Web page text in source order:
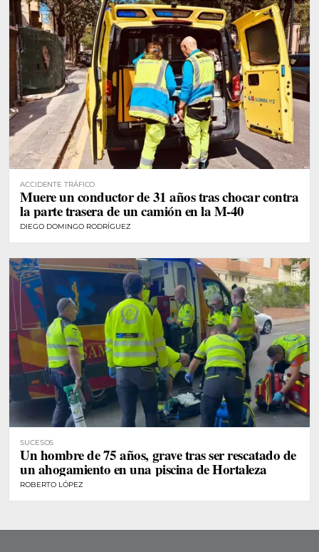
ACCIDENTE TRÁFICO
Muere un conductor de 31 años tras chocar contra
la parte trasera de un camión en la M-40
DIEGO DOMINGO RODRÍGUEZ
SUCESOS
Un hombre de 75 años, grave tras ser rescatado de
un ahogamiento en una piscina de Hortaleza
ROBERTO LÓPEZ